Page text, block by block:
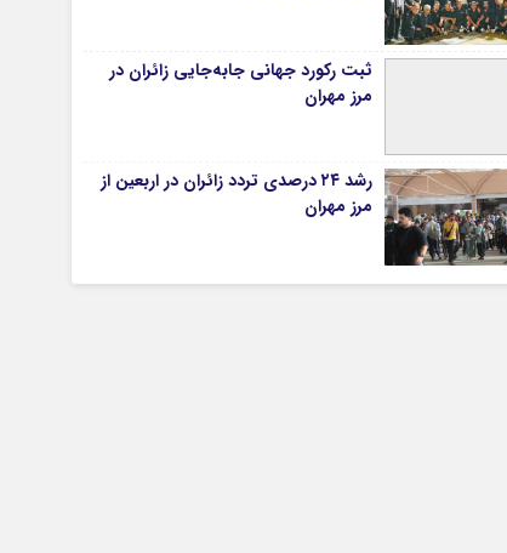
ثبت رکورد جهانی جابه‌جایی زائران در
مرز مهران
رشد ۲۴ درصدی تردد زائران در اربعین از
مرز مهران